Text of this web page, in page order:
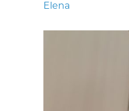
Elena